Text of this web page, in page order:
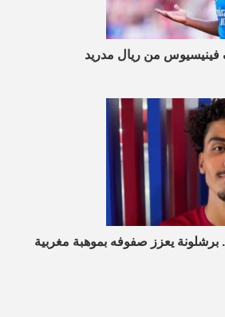
من ريال مدريد
برشلونة يعزز صفوفه بموهبة مغربية